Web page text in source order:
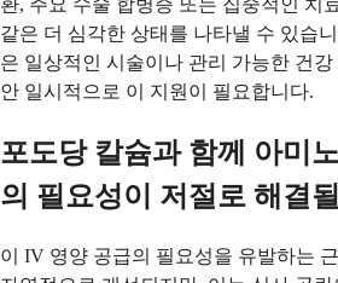
환, 주요 수술 합병증 또는 집중적인 치
같은 더 심각한 상태를 나타낼 수 있습
은 일상적인 시술이나 관리 가능한 건
안 일시적으로 이 지원이 필요합니다.
포도당 칼슘과 함께 아미
의 필요성이 저절로 해결
이 IV 영양 공급의 필요성을 유발하는